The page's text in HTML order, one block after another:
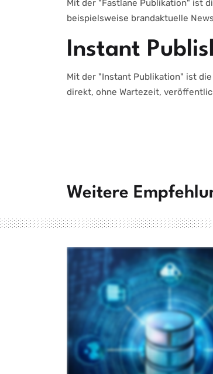
Mit der "Fastlane Publikation" ist
beispielsweise brandaktuelle
Instant
Mit der "Instant Publikation" ist
direkt, ohne Wartezeit,
Weitere